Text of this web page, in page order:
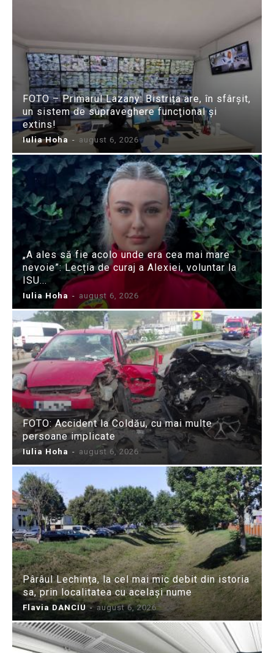
FOTO – Primarul Lazany: Bistrița are, în sfârșit,
un sistem de supraveghere funcțional și
extins!
Iulia Hoha - august 6, 2026
„A ales să fie acolo unde era cea mai mare
nevoie”: Lecția de curaj a Alexiei, voluntar la
ISU...
Iulia Hoha - august 6, 2026
FOTO: Accident la Coldău, cu mai multe
persoane implicate
Iulia Hoha - august 6, 2026
Pârâul Lechința, la cel mai mic debit din istoria
sa, prin localitatea cu același nume
Flavia DANCIU - august 6, 2026